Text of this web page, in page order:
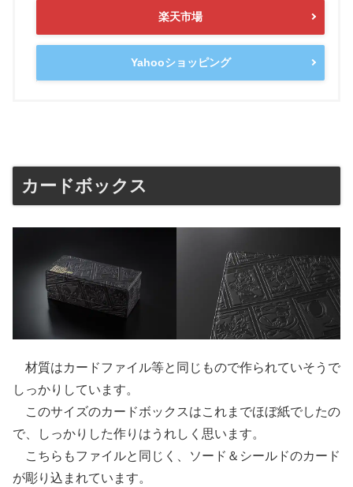
楽天市場
Yahooショッピング
カードボックス
材質はカードファイル等と同じもので作られていそうで
しっかりしています。
このサイズのカードボックスはこれまでほぼ紙でしたの
で、しっかりした作りはうれしく思います。
こちらもファイルと同じく、ソード＆シールドのカード
が彫り込まれています。